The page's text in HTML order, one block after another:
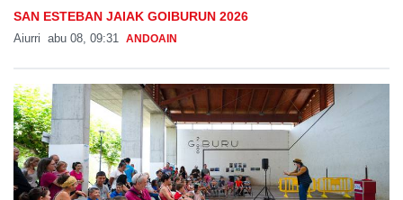
SAN ESTEBAN JAIAK GOIBURUN 2026
Aiurri abu 08, 09:31 ANDOAIN